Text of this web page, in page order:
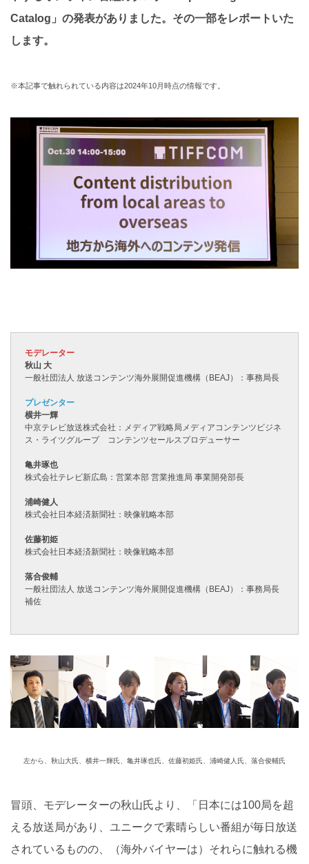
Catalog」の発表がありました。その一部をレポートいた
します。
※本記事で触れられている内容は2024年10月時点の情報です。
モデレーター
秋山 大
一般社団法人 放送コンテンツ海外展開促進機構（BEAJ）：事務局長
プレゼンター
横井一輝
中京テレビ放送株式会社：メディア戦略局メディアコンテンツビジネ
ス・ライツグループ コンテンツセールスプロデューサー
亀井琢也
株式会社テレビ新広島：営業本部 営業推進局 事業開発部長
浦崎健人
株式会社日本経済新聞社：映像戦略本部
佐藤初姫
株式会社日本経済新聞社：映像戦略本部
落合俊輔
一般社団法人 放送コンテンツ海外展開促進機構（BEAJ）：事務局長
補佐
左から、秋山大氏、横井一輝氏、亀井琢也氏、佐藤初姫氏、浦崎健人氏、落合俊輔氏
冒頭、モデレーターの秋山氏より、「日本には100局を超
える放送局があり、ユニークで素晴らしい番組が毎日放送
されているものの、（海外バイヤーは）それらに触れる機